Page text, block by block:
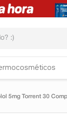
5mg Torrent 30